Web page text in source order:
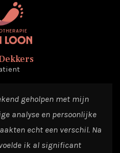
geholpen met mijn
analyse en persoonlijke
echt een verschil. Na
ik al significant